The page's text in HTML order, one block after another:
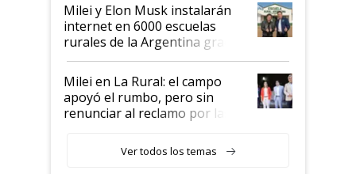
Milei y Elon Musk instalarán
internet en 6000 escuelas
rurales de la Argentina gracias
a un acuerdo con Starlink
Milei en La Rural: el campo
apoyó el rumbo, pero sin
renunciar al reclamo por las
Ver todos los temas